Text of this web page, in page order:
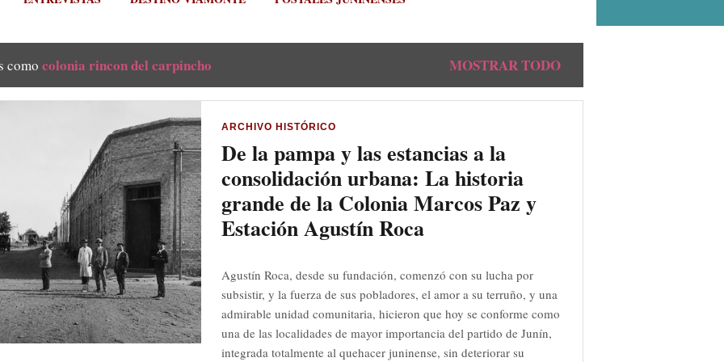
como colonia rincon del carpincho MOSTRAR TODO
ARCHIVO HISTÓRICO
De la pampa y las estancias a la
consolidación urbana: La historia
grande de la Colonia Marcos Paz y
Estación Agustín Roca
Agustín Roca, desde su fundación, comenzó con su lucha por
subsistir, y la fuerza de sus pobladores, el amor a su terruño, y una
admirable unidad comunitaria, hicieron que hoy se conforme como
una de las localidades de mayor importancia del partido de Junín,
integrada totalmente al quehacer juninense, sin deteriorar su